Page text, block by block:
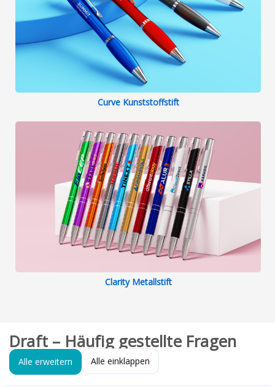
Curve Kunststoffstift
Clarity Metallstift
Draft – Häufig gestellte Fragen
Alle erweitern Alle einklappen